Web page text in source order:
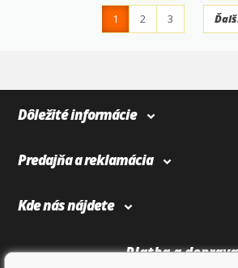
1 2
3
Dôležité informácie
Predajňa a reklamácia
Kde nás nájdete
Platba a doprava